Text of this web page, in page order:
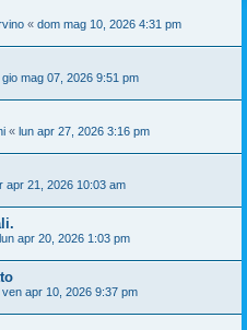
« dom mag 10, 2026 4:31 pm
gio mag 07, 2026 9:51 pm
« lun apr 27, 2026 3:16 pm
apr 21, 2026 10:03 am
lun apr 20, 2026 1:03 pm
ven apr 10, 2026 9:37 pm